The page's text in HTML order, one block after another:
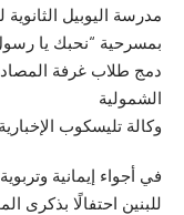
مدرسة اليوبيل
بمسرحية “نحبك يا
دمج طلاب غرفة
الشمولية
وكالة تليسكوب الإخبارية
في أجواء إيمانية
للبنين احتفالًا بذكرى